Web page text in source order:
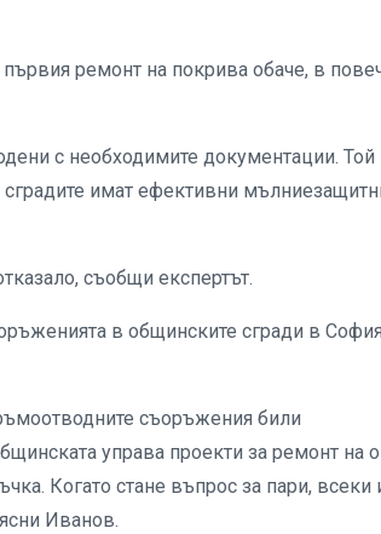
ремонт на покрива обаче, в
с необходимите документации. Той
сградите имат ефективни
съобщи експертът.
в общинските сгради в
съоръжения били
управа проекти за ремонт на
Когато стане въпрос за пари, всеки
Иванов.